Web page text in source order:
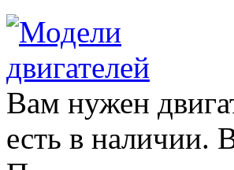
Вам нужен
есть в наличии.